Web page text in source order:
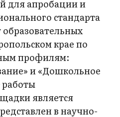
для апробации и
стандарта
образовательных
крае по
профилям:
и «Дошкольное
является
в научно-